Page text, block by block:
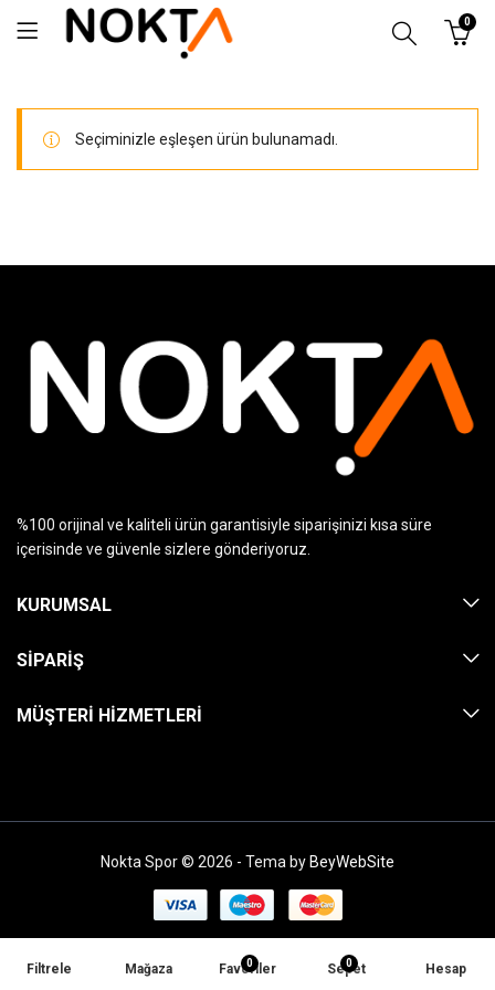
0
Seçiminizle eşleşen ürün bulunamadı.
%100 orijinal ve kaliteli ürün garantisiyle siparişinizi kısa süre
içerisinde ve güvenle sizlere gönderiyoruz.
KURUMSAL
SIPARIŞ
MÜŞTERI HIZMETLERI
Nokta Spor © 2026 - Tema by BeyWebSite
Filtrele Mağaza 0
Favoriler 0
Sepet Hesap